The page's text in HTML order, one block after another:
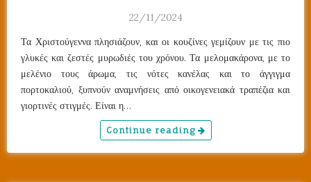
22/11/2024
Τα Χριστούγεννα πλησιάζουν, και οι κουζίνες γεμίζουν με τις πιο
γλυκές και ζεστές μυρωδιές του χρόνου. Τα μελομακάρονα, με το
μελένιο τους άρωμα, τις νότες κανέλας και το άγγιγμα
πορτοκαλιού, ξυπνούν αναμνήσεις από οικογενειακά τραπέζια και
γιορτινές στιγμές. Είναι η…
Continue reading